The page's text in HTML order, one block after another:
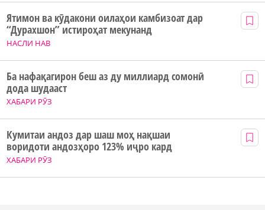
НАСЛИ НАВ
Ятимон ва кӯдакони оилаҳои камбизоат дар
“Дурахшон” истироҳат мекунанд
ХАБАРИ РӮЗ
Ба нафақагирон беш аз ду миллиард сомонӣ
дода шудааст
ХАБАРИ РӮЗ
Кумитаи андоз дар шаш моҳ нақшаи
воридоти андозҳоро 123% иҷро кард